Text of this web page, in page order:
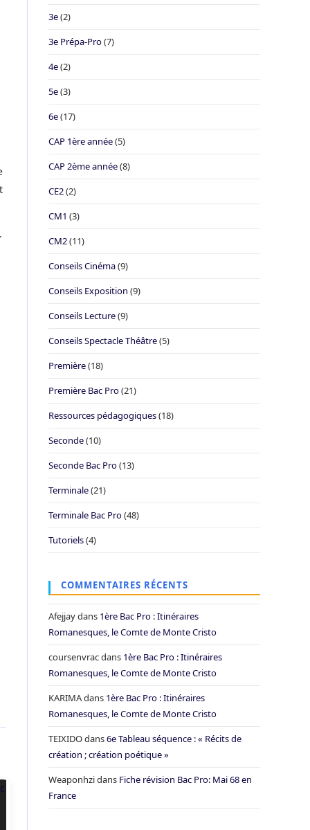
3e(2)
3e Prépa-Pro(7)
4e(2)
5e(3)
6e(17)
CAP 1ère année(5)
CAP 2ème année(8)
CE2(2)
CM1 (3)
CM2(11)
Conseils Cinéma(9)
Conseils Exposition (9)
Conseils Lecture(9)
Conseils Spectacle Théâtre(5)
Première(18)
Première Bac Pro(21)
Ressources pédagogiques(18)
Seconde(10)
Seconde Bac Pro(13)
Terminale(21)
Terminale Bac Pro(48)
Tutoriels(4)
COMMENTAIRES RÉCENTS
Afejjaydans 1ère Bac Pro : Itinéraires
Romanesques, le Comte de Monte Cristo
coursenvracdans 1ère Bac Pro : Itinéraires
Romanesques, le Comte de Monte Cristo
KARIMAdans 1ère Bac Pro : Itinéraires
Romanesques, le Comte de Monte Cristo
TEIXIDOdans6e Tableau séquence : « Récits de
création ; création poétique »
Weaponhzidans Fiche révision Bac Pro: Mai 68 en
France